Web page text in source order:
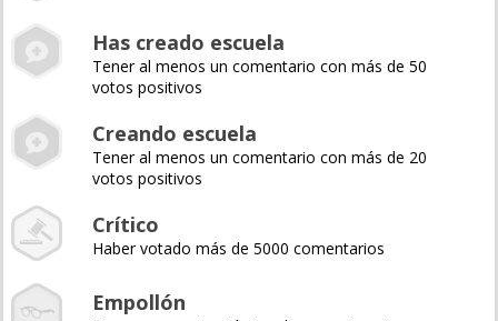
Has creado escuela
Tener al menos un comentario con más de 50
votos positivos
Creando escuela
Tener al menos un comentario con más de 20
votos positivos
Crítico
Haber votado más de 5000 comentarios
Empollón